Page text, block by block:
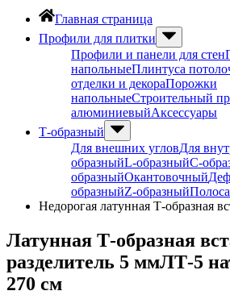
Главная страница
Профили для плитки
Профили и панели для стен
напольныеПлинтуса
отделки и декораПорожки
напольныеСтроительный
алюминиевыйАксессуары
Т-образный
Для внешних угловДля
образныйL-образныйС-
образныйОкантовочный
образныйZ-образныйПолоса
Недорогая латунная Т-образная
Латунная Т-образная
разделитель 5 ммЛТ-5
270 см